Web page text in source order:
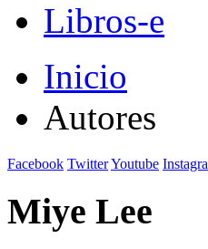
Libros-e
Inicio
Autores
Facebook TwitterYoutube
Miye Lee